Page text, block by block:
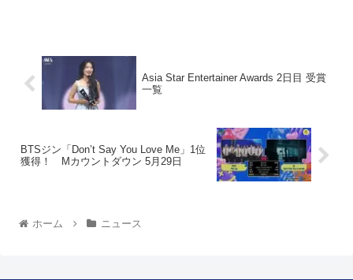
Asia Star Entertainer Awards 2日目 受賞
一覧
BTSジン「Don’t Say You Love Me」1位
獲得！ Mカウントダウン 5月29日
ホーム ニュース